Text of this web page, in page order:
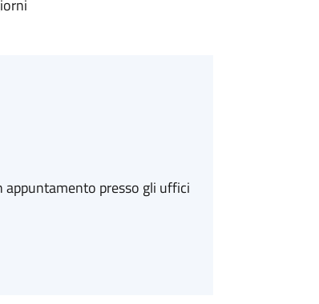
presso gli uffici